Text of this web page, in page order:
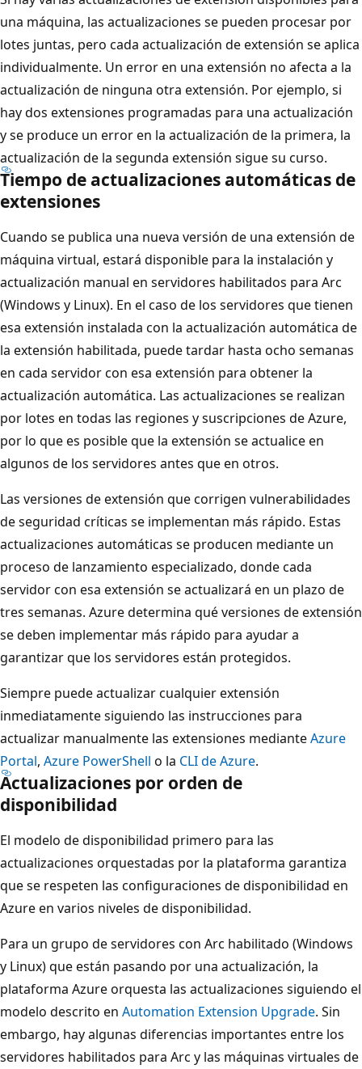
una máquina, las actualizaciones se pueden procesar por
lotes juntas, pero cada actualización de extensión se aplica
individualmente. Un error en una extensión no afecta a la
actualización de ninguna otra extensión. Por ejemplo, si
hay dos extensiones programadas para una actualización
y se produce un error en la actualización de la primera, la
actualización de la segunda extensión sigue su curso.
Tiempo de actualizaciones automáticas de
extensiones
Cuando se publica una nueva versión de una extensión de
máquina virtual, estará disponible para la instalación y
actualización manual en servidores habilitados para Arc
(Windows y Linux). En el caso de los servidores que tienen
esa extensión instalada con la actualización automática de
la extensión habilitada, puede tardar hasta ocho semanas
en cada servidor con esa extensión para obtener la
actualización automática. Las actualizaciones se realizan
por lotes en todas las regiones y suscripciones de Azure,
por lo que es posible que la extensión se actualice en
algunos de los servidores antes que en otros.
Las versiones de extensión que corrigen vulnerabilidades
de seguridad críticas se implementan más rápido. Estas
actualizaciones automáticas se producen mediante un
proceso de lanzamiento especializado, donde cada
servidor con esa extensión se actualizará en un plazo de
tres semanas. Azure determina qué versiones de extensión
se deben implementar más rápido para ayudar a
garantizar que los servidores están protegidos.
Siempre puede actualizar cualquier extensión
inmediatamente siguiendo las instrucciones para
actualizar manualmente las extensiones medianteAzure
Portal, Azure PowerShell o la CLI de Azure.
Actualizaciones por orden de
disponibilidad
El modelo de disponibilidad primero para las
actualizaciones orquestadas por la plataforma garantiza
que se respeten las configuraciones de disponibilidad en
Azure en varios niveles de disponibilidad.
Para un grupo de servidores con Arc habilitado (Windows
y Linux) que están pasando por una actualización, la
plataforma Azure orquesta las actualizaciones siguiendo el
modelo descrito en Automation Extension Upgrade. Sin
embargo, hay algunas diferencias importantes entre los
servidores habilitados para Arc y las máquinas virtuales de